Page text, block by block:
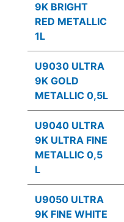
9K BRIGHT
RED METALLIC
1L
U9030 ULTRA
9K GOLD
METALLIC 0,5L
U9040 ULTRA
9K ULTRA FINE
METALLIC 0,5
L
U9050 ULTRA
9K FINE WHITE